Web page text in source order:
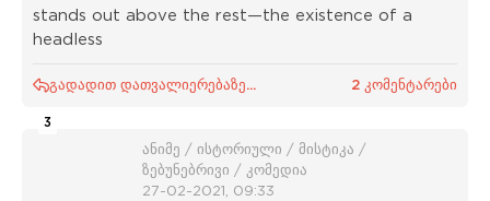
stands out above the rest—the existence of a
headless
გადადით დათვალიერებაზე... 2 კომენტარები
3
ანიმე / ისტორიული / მისტიკა /
ზებუნებრივი / კომედია
27-02-2021, 09:33